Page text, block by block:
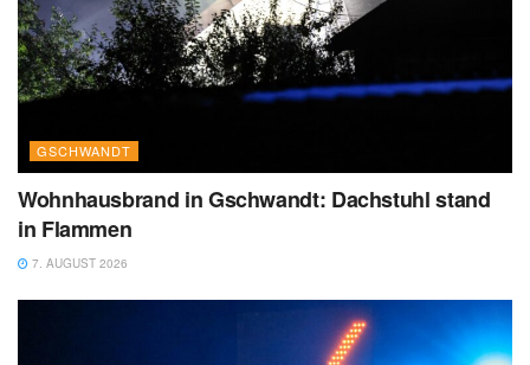
GSCHWANDT
Wohnhausbrand in Gschwandt: Dachstuhl stand
in Flammen
7. AUGUST 2026